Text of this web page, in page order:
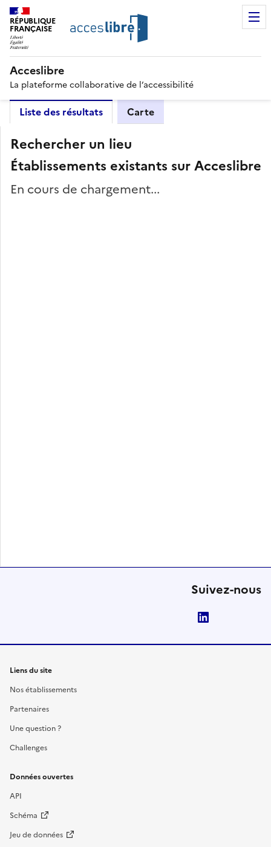
RÉPUBLIQUE
FRANÇAISE
Acceslibre
La plateforme collaborative de l’accessibilité
Liste des résultats Carte
Rechercher un lieu
Établissements existants sur Acceslibre
En cours de chargement...
Suivez-nous
Liens du site
Nos établissements
Partenaires
Une question ?
Challenges
Données ouvertes
API
Schéma
Jeu de données